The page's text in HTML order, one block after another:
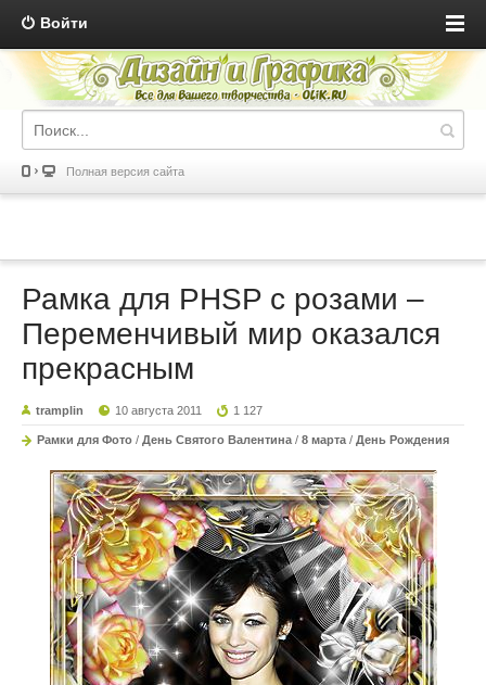
Войти
Полная версия сайта
Рамка для PHSP с розами –
Переменчивый мир оказался
прекрасным
tramplin 10 августа 2011 1 127
Рамки для Фото / День Святого Валентина / 8 марта / День Рождения